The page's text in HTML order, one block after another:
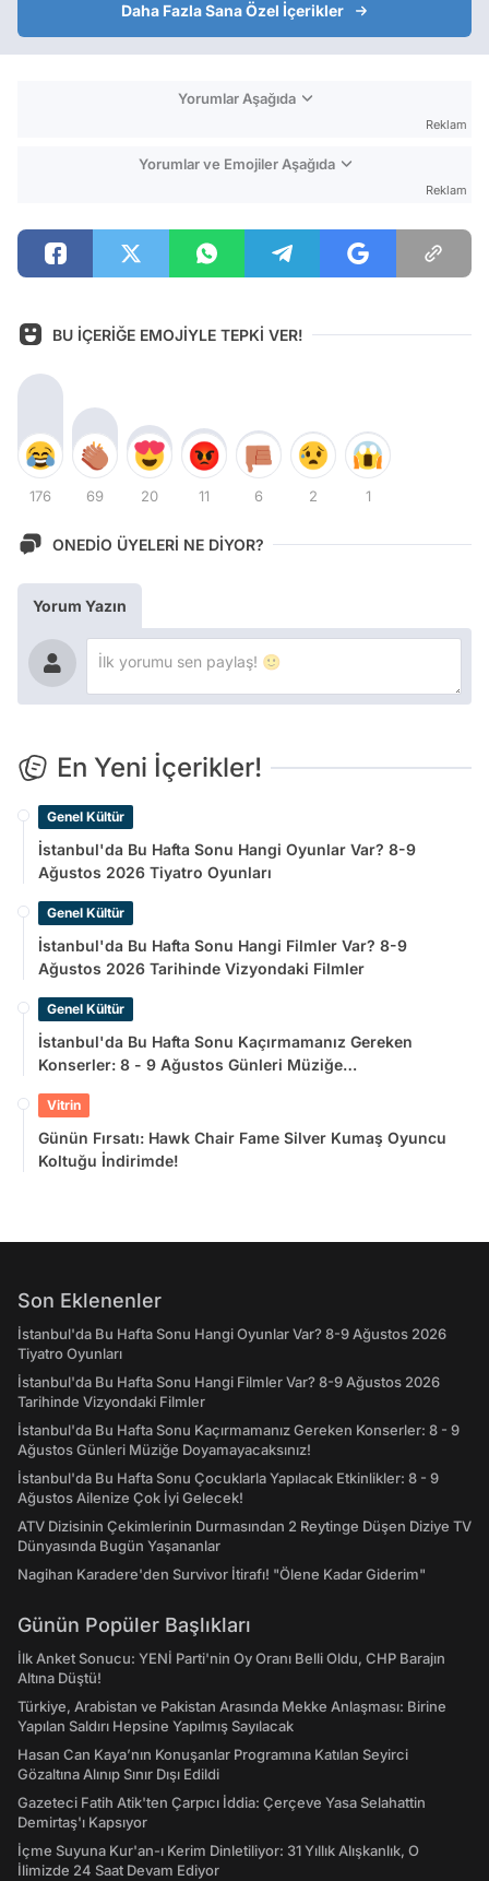
Daha Fazla Sana Özel İçerikler
Yorumlar Aşağıda
Reklam
Yorumlar ve Emojiler Aşağıda
Reklam
BU İÇERİĞE EMOJİYLE TEPKİ VER!
176 69 20 11 6 2 1
ONEDİO ÜYELERİ NE DİYOR?
Yorum Yazın
En Yeni İçerikler!
Genel Kültür
İstanbul'da Bu Hafta Sonu Hangi Oyunlar Var? 8-9
Ağustos 2026 Tiyatro Oyunları
Genel Kültür
İstanbul'da Bu Hafta Sonu Hangi Filmler Var? 8-9
Ağustos 2026 Tarihinde Vizyondaki Filmler
Genel Kültür
İstanbul'da Bu Hafta Sonu Kaçırmamanız Gereken
Konserler: 8 - 9 Ağustos Günleri Müziğe
Vitrin
Günün Fırsatı: Hawk Chair Fame Silver Kumaş Oyuncu
Koltuğu İndirimde!
Son Eklenenler
İstanbul'da Bu Hafta Sonu Hangi Oyunlar Var? 8-9 Ağustos 2026
Tiyatro Oyunları
İstanbul'da Bu Hafta Sonu Hangi Filmler Var? 8-9 Ağustos 2026
Tarihinde Vizyondaki Filmler
İstanbul'da Bu Hafta Sonu Kaçırmamanız Gereken Konserler: 8 - 9
Ağustos Günleri Müziğe Doyamayacaksınız!
İstanbul'da Bu Hafta Sonu Çocuklarla Yapılacak Etkinlikler: 8 - 9
Ağustos Ailenize Çok İyi Gelecek!
ATV Dizisinin Çekimlerinin Durmasından 2 Reytinge Düşen Diziye TV
Dünyasında Bugün Yaşananlar
Nagihan Karadere'den Survivor İtirafı! "Ölene Kadar Giderim"
Günün Popüler Başlıkları
İlk Anket Sonucu: YENİ Parti'nin Oy Oranı Belli Oldu, CHP Barajın
Altına Düştü!
Türkiye, Arabistan ve Pakistan Arasında Mekke Anlaşması: Birine
Yapılan Saldırı Hepsine Yapılmış Sayılacak
Hasan Can Kaya’nın Konuşanlar Programına Katılan Seyirci
Gözaltına Alınıp Sınır Dışı Edildi
Gazeteci Fatih Atik'ten Çarpıcı İddia: Çerçeve Yasa Selahattin
Demirtaş'ı Kapsıyor
İçme Suyuna Kur'an-ı Kerim Dinletiliyor: 31 Yıllık Alışkanlık, O
İlimizde 24 Saat Devam Ediyor